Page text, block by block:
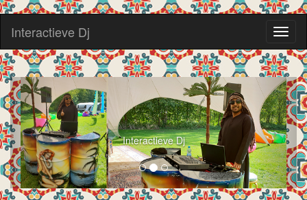
Interactieve Dj
Interactieve Dj